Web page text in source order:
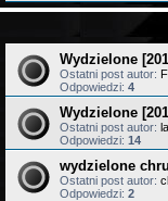
Wydzielone
Ostatni post autor:
Odpowiedzi: 4
Wydzielone
Ostatni post autor:
Odpowiedzi: 14
wydzielone
Ostatni post autor:
Odpowiedzi: 2